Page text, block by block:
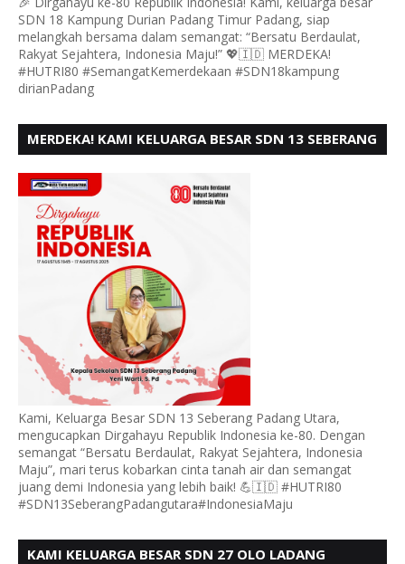
SDN 18 Kampung Durian Padang Timur Padang, siap
melangkah bersama dalam semangat: “Bersatu Berdaulat,
Rakyat Sejahtera, Indonesia Maju!” 💖🇮🇩 MERDEKA!
#HUTRI80 #SemangatKemerdekaan #SDN18kampung
dirianPadang
MERDEKA! KAMI KELUARGA BESAR SDN 13 SEBERANG
Kami, Keluarga Besar SDN 13 Seberang Padang Utara,
mengucapkan Dirgahayu Republik Indonesia ke-80. Dengan
semangat “Bersatu Berdaulat, Rakyat Sejahtera, Indonesia
Maju”, mari terus kobarkan cinta tanah air dan semangat
juang demi Indonesia yang lebih baik! 💪🇮🇩 #HUTRI80
#SDN13SeberangPadangutara#IndonesiaMaju
KAMI KELUARGA BESAR SDN 27 OLO LADANG